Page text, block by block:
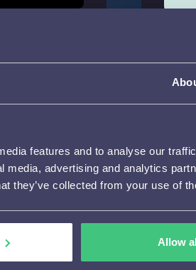
features and to analyse our
media, advertising and analytics
they’ve collected from your use of
Allow
bij
Hoe
e-